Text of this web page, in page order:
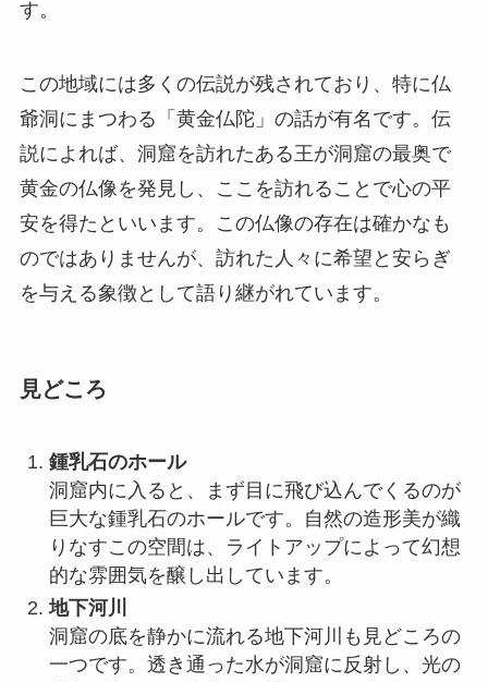
黄金の仏像を発見し、ここを訪れることで心の平
のではありませんが、訪れた人々に希望と安らぎ
を与える象徴として語り継がれています。
見どころ
鍾乳石のホール
りなすこの空間は、ライトアップによって幻想
的な雰囲気を醸し出しています。
洞窟の底を静かに流れる地下河川も見どころの
一つです。透き通った水が洞窟に反射し、光の
演出と相まって幻想的な景観を作り上げていま
す。
仏教彫刻群
洞内の壁面には、複数の年代にわたって刻まれ
た仏教彫刻が点在しています。各時代の特徴が
見て取れるこれらの彫刻は、文化的にも歴史的